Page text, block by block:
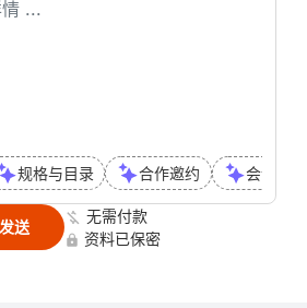
规格与目录 合作邀约 会议或
发送
无需付款
资料已保密